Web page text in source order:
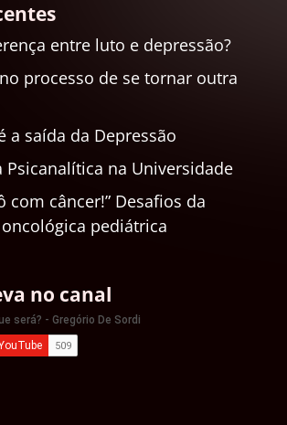
entre luto e depressão?
processo de se tornar outra
a saída da Depressão
Psicanalítica na Universidade
com câncer!” Desafios da
pediátrica
no canal